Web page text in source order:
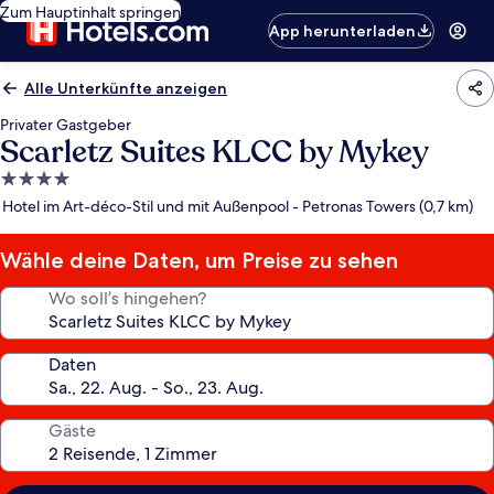
Zum Hauptinhalt springen
App herunterladen
Alle Unterkünfte anzeigen
Privater Gastgeber
Scarletz Suites KLCC by Mykey
4.0-
Sterne-
Hotel im Art-déco-Stil und mit Außenpool - Petronas Towers (0,7 km)
Wähle deine Daten, um Preise zu sehen
Wo soll’s hingehen?
Daten
Gäste